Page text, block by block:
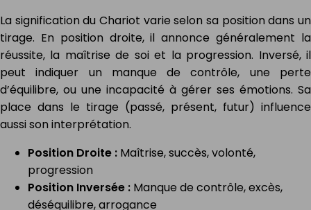
La signification du Chariot varie selon sa position dans un
tirage. En position droite, il annonce généralement la
réussite, la maîtrise de soi et la progression. Inversé, il
peut indiquer un manque de contrôle, une perte
d’équilibre, ou une incapacité à gérer ses émotions. Sa
place dans le tirage (passé, présent, futur) influence
aussi son interprétation.
Position Droite : Maîtrise, succès, volonté,
progression
Position Inversée : Manque de contrôle, excès,
déséquilibre, arrogance